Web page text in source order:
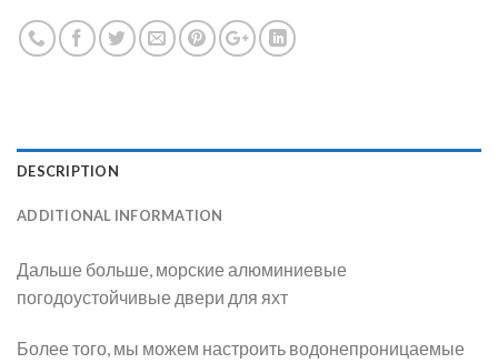
DESCRIPTION
ADDITIONAL INFORMATION
Дальше больше, морские алюминиевые
погодоустойчивые двери для яхт
Более того, мы можем настроить водонепроницаемые